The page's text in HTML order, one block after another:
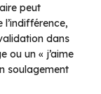
peut
l’indifférence,
dans
ou un « j’aime
soulagement